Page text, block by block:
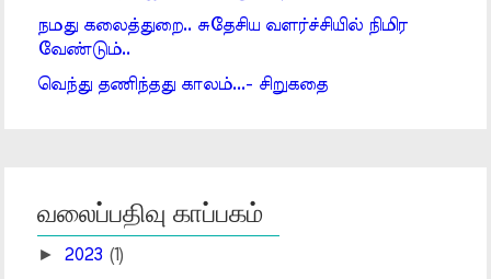
நமது கலைத்துறை.. சுதேசிய வளர்ச்சியில் நிமிர
வேண்டும்..
வெந்து தணிந்தது காலம்...- சிறுகதை
வலைப்பதிவு காப்பகம்
► 2023 (1)